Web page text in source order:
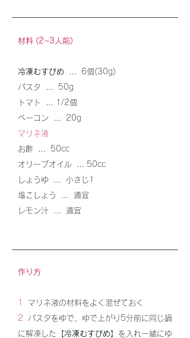
材料 (2~3人前)
冷凍むすびめ … 6個(30g)
パスタ … 50g
トマト … 1/2個
ベーコン … 20g
マリネ液
お酢 … 50cc
オリーブオイル … 50cc
しょうゆ … 小さじ1
塩こしょう … 適宜
レモン汁 … 適宜
作り方
1
マリネ液の材料をよく混ぜておく
2 パスタをゆで、ゆで上がり5分前に同じ鍋
に解凍した 【冷凍むすびめ】を入れ一緒にゆ